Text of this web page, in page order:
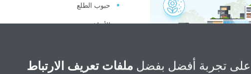
حبوب الطلع
الأبواغ
البكتيريا تجربة أفضل بفضل ملفات تعريف الارتباط